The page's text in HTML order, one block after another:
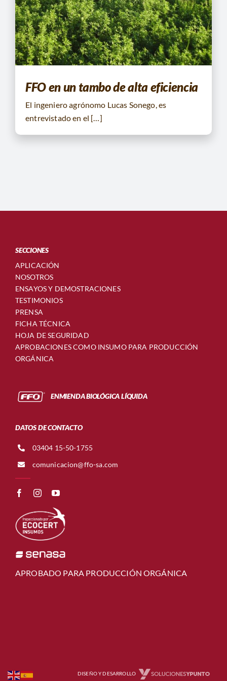
CONTACTO
BUSCAR:
FFO en un tambo de alta eficiencia
El ingeniero agrónomo Lucas Sonego, es
entrevistado en el […]
SECCIONES
APLICACIÓN
NOSOTROS
ENSAYOS Y DEMOSTRACIONES
TESTIMONIOS
PRENSA
FICHA TÉCNICA
HOJA DE SEGURIDAD
APROBACIONES COMO INSUMO PARA PRODUCCIÓN
ORGÁNICA
ENMIENDA BIOLÓGICA LÍQUIDA
DATOS DE CONTACTO
03404 15-50-1755
comunicacion@ffo-sa.com
APROBADO PARA PRODUCCIÓN ORGÁNICA
DISEÑO Y DESARROLLO